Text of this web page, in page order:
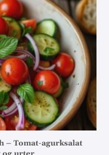
– Tomat-agurksalat